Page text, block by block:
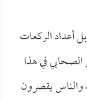
أعداد الركعات
في هذا
والناس يقصرون